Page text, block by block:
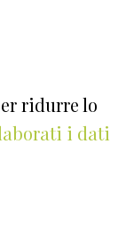
ridurre lo
i dati